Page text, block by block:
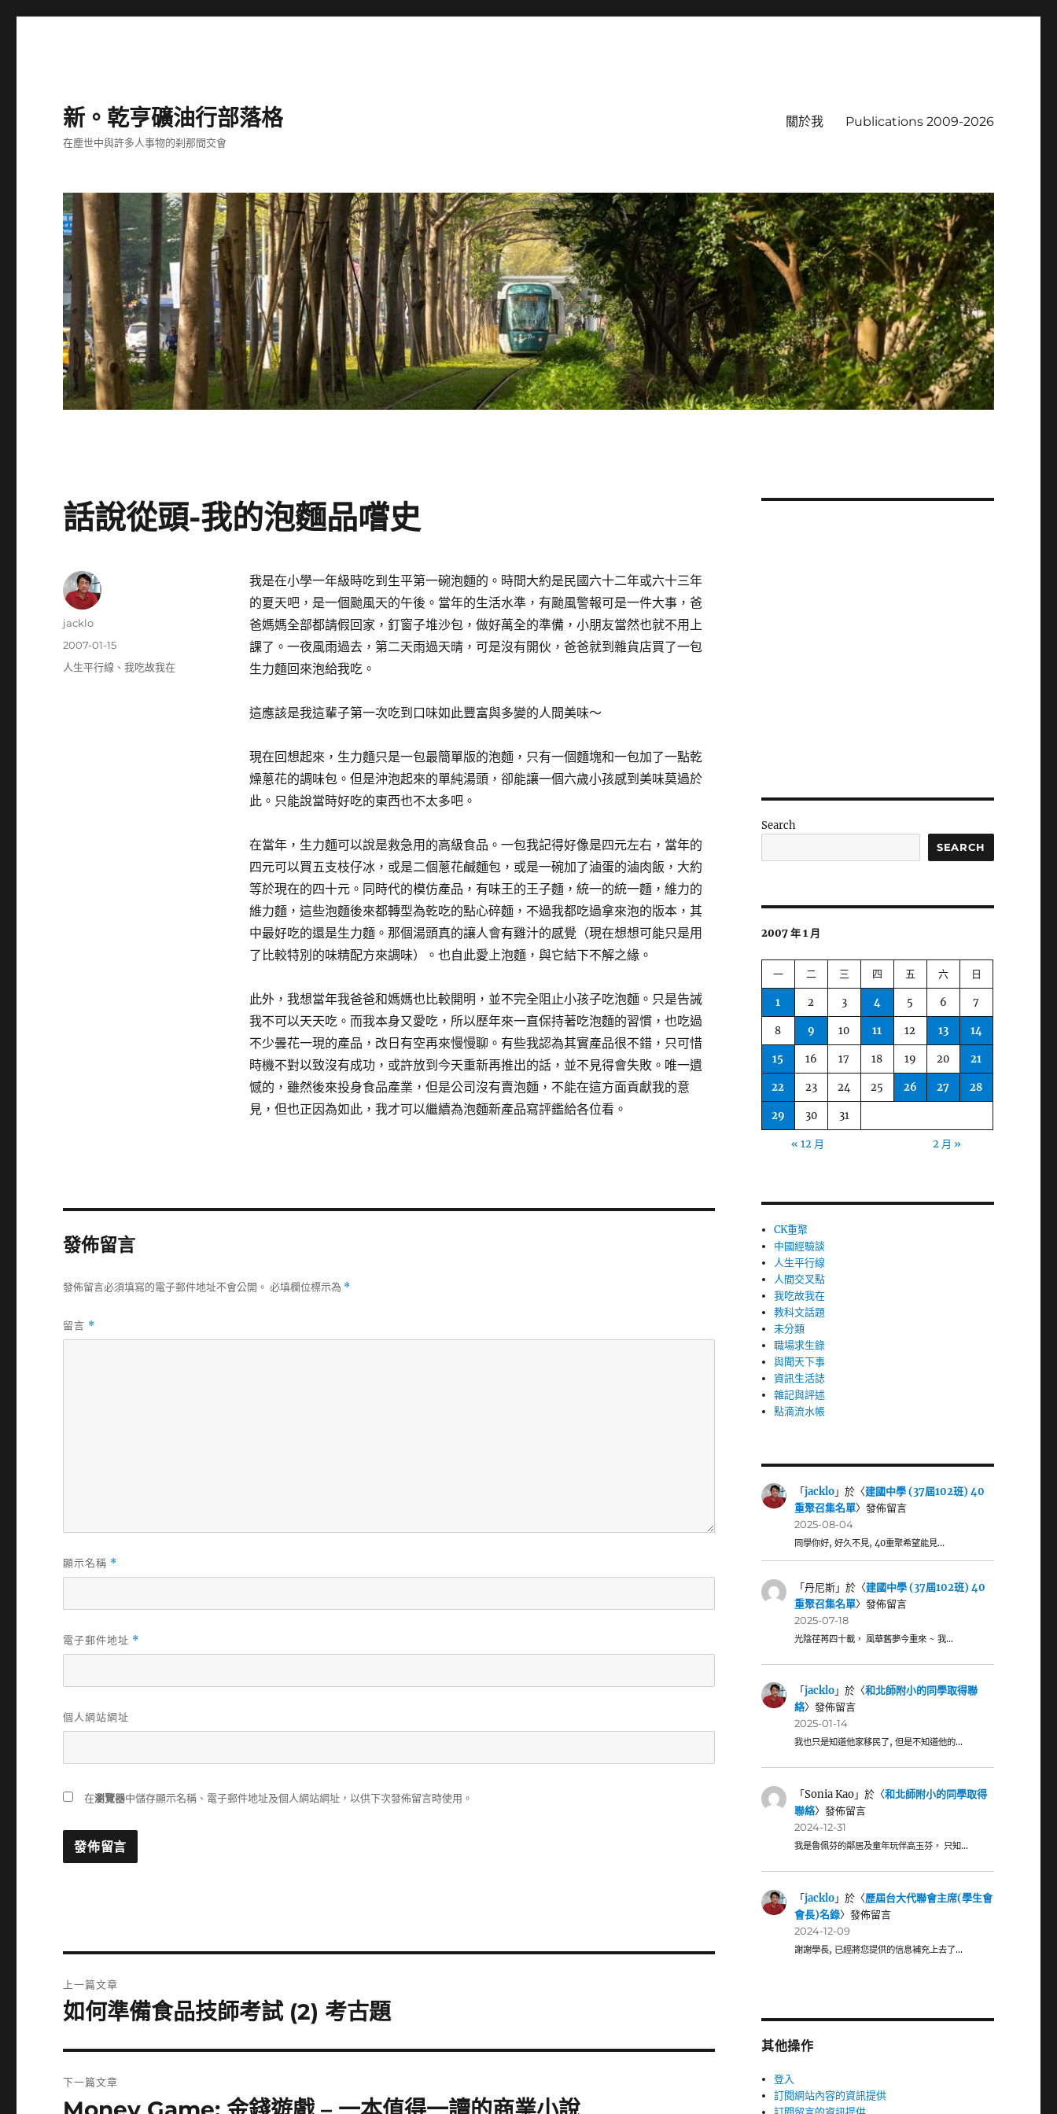
新。乾亨礦油行部落格
在塵世中與許多人事物的刹那間交會
關於我 Publications 2009-2026
話說從頭-我的泡麵品嚐史
我是在小學一年級時吃到生平第一碗泡麵的。時間大約是民國六十二年或六十三年
的夏天吧，是一個颱風天的午後。當年的生活水準，有颱風警報可是一件大事，爸
爸媽媽全部都請假回家，釘窗子堆沙包，做好萬全的準備，小朋友當然也就不用上
課了。一夜風雨過去，第二天雨過天晴，可是沒有開伙，爸爸就到雜貨店買了一包
生力麵回來泡給我吃。
這應該是我這輩子第一次吃到口味如此豐富與多變的人間美味～
現在回想起來，生力麵只是一包最簡單版的泡麵，只有一個麵塊和一包加了一點乾
燥蔥花的調味包。但是沖泡起來的單純湯頭，卻能讓一個六歲小孩感到美味莫過於
此。只能說當時好吃的東西也不太多吧。
在當年，生力麵可以說是救急用的高級食品。一包我記得好像是四元左右，當年的
四元可以買五支枝仔冰，或是二個蔥花鹹麵包，或是一碗加了滷蛋的滷肉飯，大約
等於現在的四十元。同時代的模仿產品，有味王的王子麵，統一的統一麵，維力的
維力麵，這些泡麵後來都轉型為乾吃的點心碎麵，不過我都吃過拿來泡的版本，其
中最好吃的還是生力麵。那個湯頭真的讓人會有雞汁的感覺（現在想想可能只是用
了比較特別的味精配方來調味）。也自此愛上泡麵，與它結下不解之緣。
此外，我想當年我爸爸和媽媽也比較開明，並不完全阻止小孩子吃泡麵。只是告誡
我不可以天天吃。而我本身又愛吃，所以歷年來一直保持著吃泡麵的習慣，也吃過
不少曇花一現的產品，改日有空再來慢慢聊。有些我認為其實產品很不錯，只可惜
時機不對以致沒有成功，或許放到今天重新再推出的話，並不見得會失敗。唯一遺
憾的，雖然後來投身食品產業，但是公司沒有賣泡麵，不能在這方面貢獻我的意
見，但也正因為如此，我才可以繼續為泡麵新產品寫評鑑給各位看。
作
jacklo
發
佈
2007-01-15
分
人生平行線 、我吃故我在
發佈留言
發佈留言必須填寫的電子郵件地址不會公開。 必填欄位標示為 *
留言 *
顯示名稱 *
電子郵件地址 *
個人網站網址
在瀏覽器中儲存顯示名稱、電子郵件地址及個人網站網址，以供下次發佈留言時使用。
章
上一篇文章
上
篇
文
如何準備食品技師考試 (2) 考古題
下一篇文章
下
Search
SEARCH
2007 年 1 月
一 二 三 四 五 六 日
1 2 3 4 5 6 7
8 9 10 11 12 13 14
15 16 17 18 19 20 21
22 23 24 25 26 27 28
29 30 31
« 12 月 2 月 »
CK重聚
中國經驗談
人生平行線
人間交叉點
我吃故我在
教科文話題
未分類
職場求生錄
與聞天下事
資訊生活誌
雜記與評述
點滴流水帳
「jacklo」於〈建國中學 (37屆102班) 40
重聚召集名單〉發佈留言
2025-08-04
同學你好, 好久不見, 40重聚希望能見…
「丹尼斯」於〈建國中學 (37屆102班) 40
重聚召集名單〉發佈留言
2025-07-18
光陰荏苒四十載， 風華舊夢今重來 ~ 我…
「jacklo」於〈和北師附小的同學取得聯
絡〉發佈留言
2025-01-14
我也只是知道他家移民了, 但是不知道他的…
「Sonia Kao」於〈和北師附小的同學取得
聯絡〉發佈留言
2024-12-31
我是魯佩芬的鄰居及童年玩伴高玉芬， 只知…
「jacklo」於〈歷屆台大代聯會主席(學生會
會長)名錄〉發佈留言
2024-12-09
謝謝學長, 已經將您提供的信息補充上去了…
其他操作
登入
訂閱網站內容的資訊提供